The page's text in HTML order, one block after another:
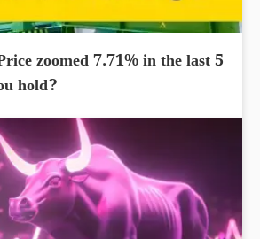
zoomed 7.71% in the last 5
hold?